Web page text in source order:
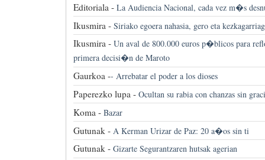
Editoriala - La Audiencia Nacional, cada vez m�s
Ikusmira - Siriako egoera nahasia, gero eta
Ikusmira - Un aval de 800.000 euros p�blicos para
primera decisi�n de Maroto
Gaurkoa -- Arrebatar el poder a los dioses
Paperezko lupa - Ocultan su rabia con chanzas sin
Koma - Bazar
Gutunak - A Kerman Urizar de Paz: 20 a�os sin ti
Gutunak - Gizarte Segurantzaren hutsak agerian